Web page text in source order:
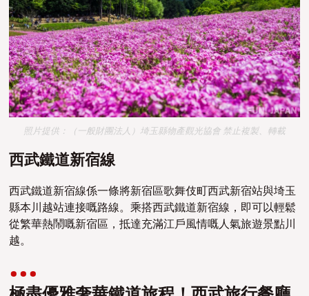
照片提供：（一般財團法人）埼玉縣物產觀光協會 禁止複製、轉載
西武鐵道新宿線
西武鐵道新宿線係一條將新宿區歌舞伎町西武新宿站與埼玉
縣本川越站連接嘅路線。乘搭西武鐵道新宿線，即可以輕鬆
從繁華熱鬧嘅新宿區，抵達充滿江戶風情嘅人氣旅遊景點川
越。